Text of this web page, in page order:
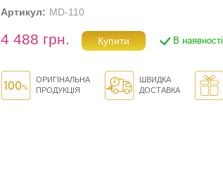
Артикул: MD-110
4 488 грн. В наявності
ОРИГІНАЛЬНА
ПРОДУКЦІЯ
ШВИДКА
ДОСТАВКА